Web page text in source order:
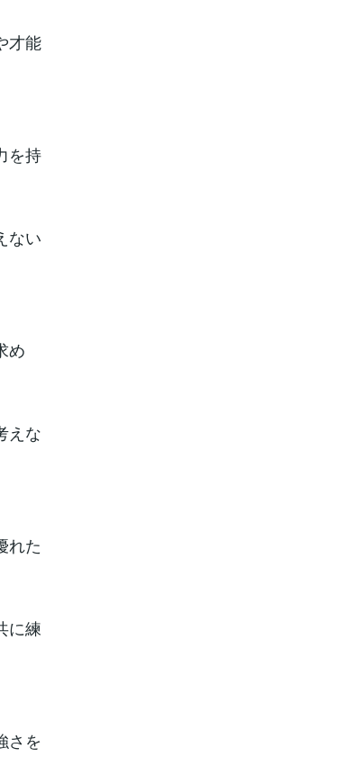
才能
を持
ない
め
えな
れた
に練
さを